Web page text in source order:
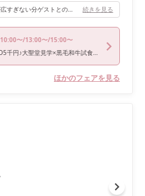
ソファ高砂にしたのですが、会場が広すぎない分ゲストとの距離も近くて、後列のゲストも顔がちゃんと見えるくるいの距離感でした。 その為、アットホームな雰囲気にしたい方にはとってもおすすめです！ 続きを見る
10:00〜/13:00〜/15:00〜
【1件目来館特典】QUO5千円♪大聖堂見学×黒毛和牛試食フェア
ほかのフェアを見る